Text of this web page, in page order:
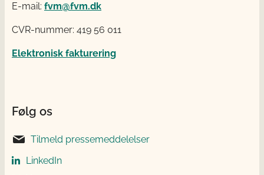
E-mail: fvm@fvm.dk
CVR-nummer: 419 56 011
Elektronisk fakturering
Følg os
Tilmeld pressemeddelelser
LinkedIn